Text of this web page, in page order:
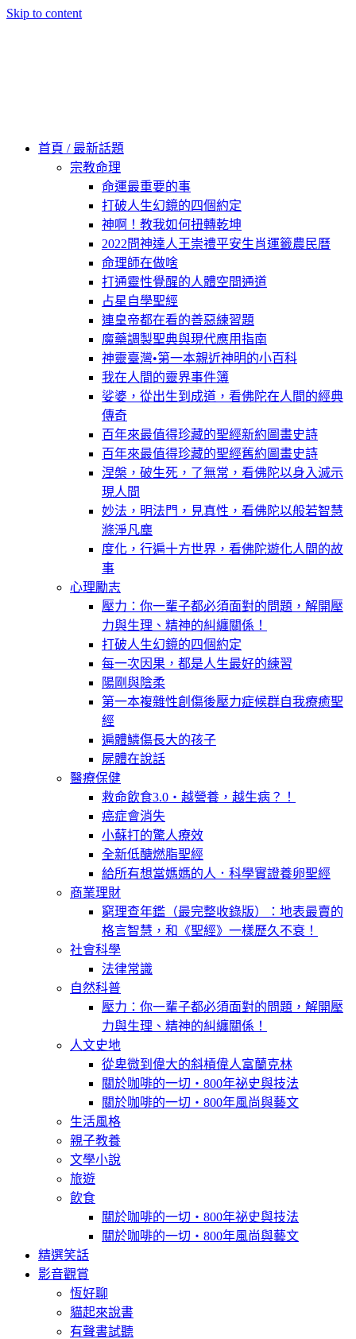
Skip to content
首頁 / 最新話題
宗教命理
命運最重要的事
打破人生幻鏡的四個約定
神啊！教我如何扭轉乾坤
2022問神達人王崇禮平安生肖運籤農民曆
命理師在做啥
打通靈性覺醒的人體空間通道
占星自學聖經
連皇帝都在看的善惡練習題
魔藥調製聖典與現代應用指南
神靈臺灣•第一本親近神明的小百科
我在人間的靈界事件簿
娑婆，從出生到成道，看佛陀在人間的經典
傳奇
百年來最值得珍藏的聖經新約圖畫史詩
百年來最值得珍藏的聖經舊約圖畫史詩
涅槃，破生死，了無常，看佛陀以身入滅示
現人間
妙法，明法門，見真性，看佛陀以般若智慧
滌淨凡塵
度化，行遍十方世界，看佛陀遊化人間的故
事
心理勵志
壓力：你一輩子都必須面對的問題，解開壓
力與生理、精神的糾纏關係！
打破人生幻鏡的四個約定
每一次因果，都是人生最好的練習
陽剛與陰柔
第一本複雜性創傷後壓力症候群自我療癒聖
經
遍體鱗傷長大的孩子
屍體在說話
醫療保健
救命飲食3.0‧越營養，越生病？！
癌症會消失
小蘇打的驚人療效
全新低醣燃脂聖經
給所有想當媽媽的人．科學實證養卵聖經
商業理財
窮理查年鑑（最完整收錄版）：地表最賣的
格言智慧，和《聖經》一樣歷久不衰！
社會科學
法律常識
自然科普
壓力：你一輩子都必須面對的問題，解開壓
力與生理、精神的糾纏關係！
人文史地
從卑微到偉大的斜槓偉人富蘭克林
關於咖啡的一切‧800年祕史與技法
關於咖啡的一切‧800年風尚與藝文
生活風格
親子教養
文學小說
旅遊
飲食
關於咖啡的一切‧800年祕史與技法
關於咖啡的一切‧800年風尚與藝文
精選笑話
影音觀賞
恆好聊
貓起來說書
有聲書試聽